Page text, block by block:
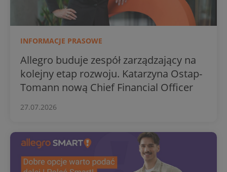
INFORMACJE PRASOWE
Allegro buduje zespół zarządzający na
kolejny etap rozwoju. Katarzyna Ostap-
Tomann nową Chief Financial Officer
27.07.2026